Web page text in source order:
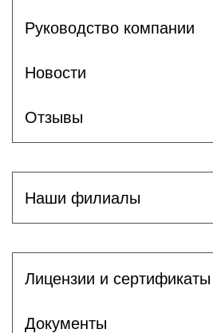
Руководство компании
Новости
Отзывы
Наши филиалы
Лицензии и сертификаты
Документы